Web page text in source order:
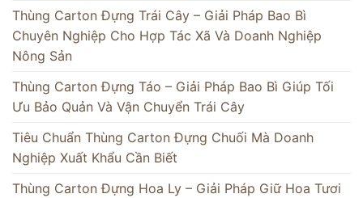
Thùng Carton Đựng Trái Cây – Giải Pháp Bao Bì
Chuyên Nghiệp Cho Hợp Tác Xã Và Doanh Nghiệp
Nông Sản
Thùng Carton Đựng Táo – Giải Pháp Bao Bì Giúp Tối
Ưu Bảo Quản Và Vận Chuyển Trái Cây
Tiêu Chuẩn Thùng Carton Đựng Chuối Mà Doanh
Nghiệp Xuất Khẩu Cần Biết
Thùng Carton Đựng Hoa Ly – Giải Pháp Giữ Hoa Tươi